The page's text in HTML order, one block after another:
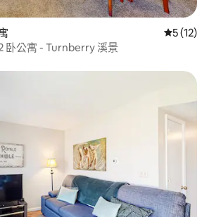
從 12 則
5 (12)
卧公寓 - Turnberry 溪景